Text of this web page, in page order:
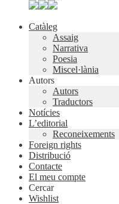
Catàleg
Assaig
Narrativa
Poesia
Miscel·lània
Autors
Autors
Traductors
Notícies
L’editorial
Reconeixements
Foreign rights
Distribució
Contacte
El meu compte
Cercar
Wishlist